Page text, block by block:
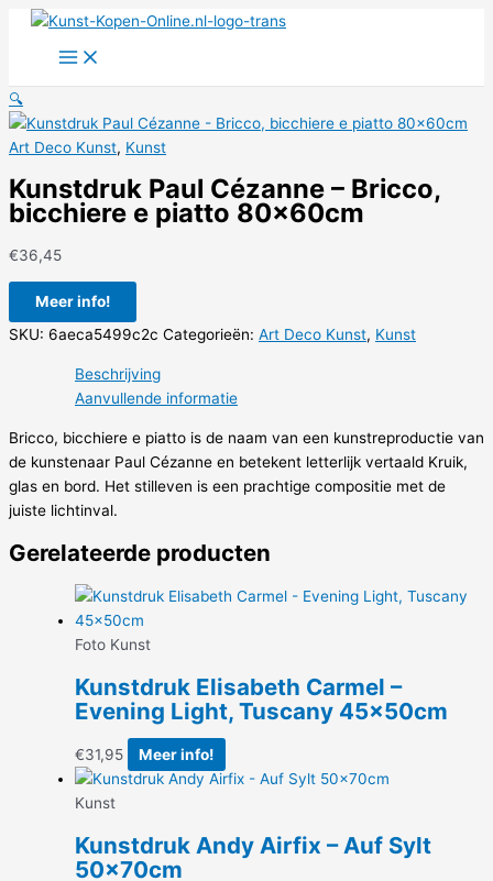
inhoud
🔍
Art Deco Kunst, Kunst
Kunstdruk Paul Cézanne – Bricco,
bicchiere e piatto 80x60cm
€36,45
Meer info!
SKU: 6aeca5499c2c Categorieën: Art Deco Kunst, Kunst
Beschrijving
Aanvullende informatie
Bricco, bicchiere e piatto is de naam van een kunstreproductie van
de kunstenaar Paul Cézanne en betekent letterlijk vertaald Kruik,
glas en bord. Het stilleven is een prachtige compositie met de
juiste lichtinval.
Gerelateerde producten
Foto Kunst
Kunstdruk Elisabeth Carmel –
Evening Light, Tuscany 45x50cm
€31,95 Meer info!
Kunst
Kunstdruk Andy Airfix – Auf Sylt
50x70cm